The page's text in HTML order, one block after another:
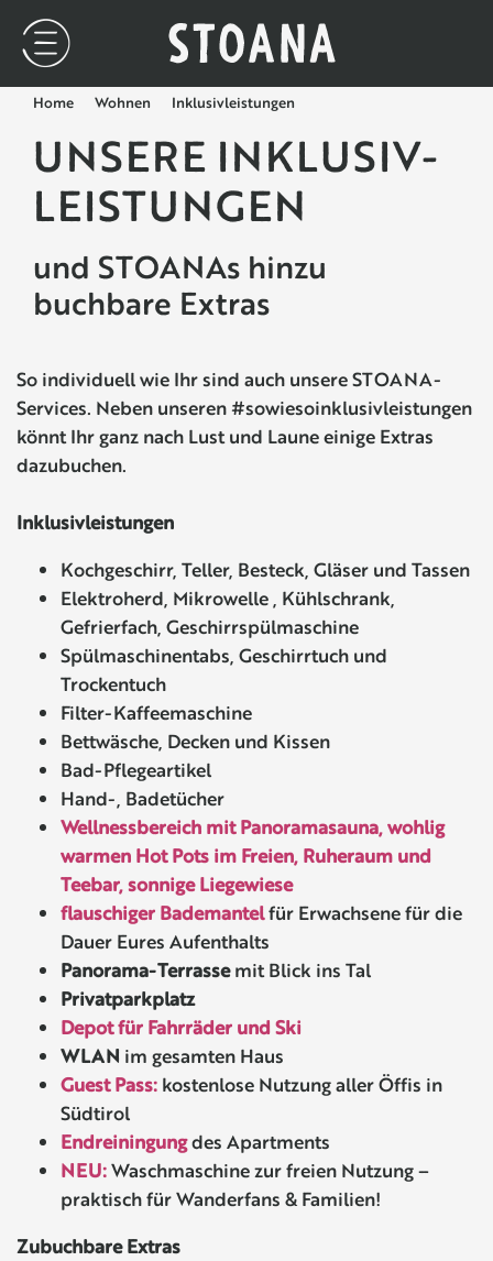
Home Wohnen Inklusivleistungen
UNSERE INKLUSIV­
LEISTUNGEN
und STOANAs hinzu
buchbare Extras
So individuell wie Ihr sind auch unsere STOANA-
Services. Neben unseren #sowiesoinklusivleistungen
könnt Ihr ganz nach Lust und Laune einige Extras
dazubuchen.
Inklusivleistungen
Kochgeschirr, Teller, Besteck, Gläser und Tassen
Elektroherd, Mikrowelle , Kühlschrank,
Gefrierfach, Geschirrspülmaschine
Spülmaschinentabs, Geschirrtuch und
Trockentuch
Filter-Kaffeemaschine
Bettwäsche, Decken und Kissen
Bad-Pflegeartikel
Hand-, Badetücher
Wellnessbereich mit Panoramasauna, wohlig
warmen Hot Pots im Freien, Ruheraum und
Teebar, sonnige Liegewiese
flauschiger Bademantelfür Erwachsene für die
Dauer Eures Aufenthalts
Panorama-Terrassemit Blick ins Tal
Privatparkplatz
Depot für Fahrräder und Ski
WLAN im gesamten Haus
Guest Pass: kostenlose Nutzung aller Öffis in
Südtirol
Endreiningungdes Apartments
NEU:Waschmaschine zur freien Nutzung –
praktisch für Wanderfans & Familien!
Zubuchbare Extras